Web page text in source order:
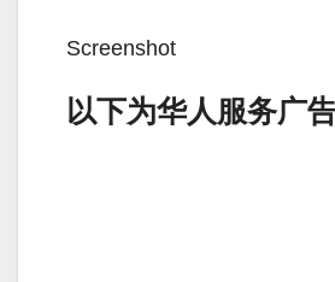
Screenshot
以下为华人服务广告